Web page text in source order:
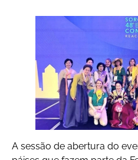
A sessão de abertura do